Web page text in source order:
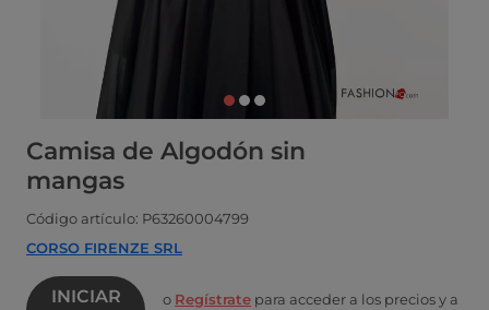
Camisa de Algodón sin
mangas
Código artículo: P63260004799
CORSO FIRENZE SRL
INICIAR
o Regístrate para acceder a los precios y a